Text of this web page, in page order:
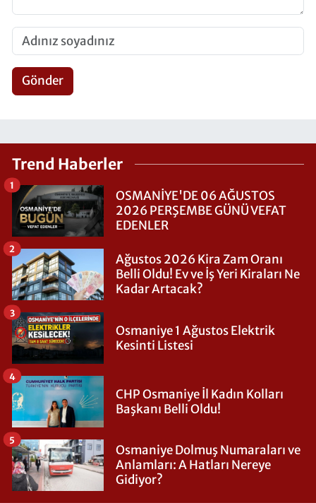
Gönder
Trend Haberler
OSMANİYE'DE 06 AĞUSTOS
2026 PERŞEMBE GÜNÜ VEFAT
EDENLER
1
Ağustos 2026 Kira Zam Oranı
Belli Oldu! Ev ve İş Yeri Kiraları Ne
Kadar Artacak?
2
Osmaniye 1 Ağustos Elektrik
Kesinti Listesi
3
CHP Osmaniye İl Kadın Kolları
Başkanı Belli Oldu!
4
Osmaniye Dolmuş Numaraları ve
Anlamları: A Hatları Nereye
Gidiyor?
5